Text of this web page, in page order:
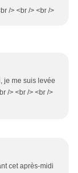
/> <br /> <br />
je me suis levée
/> <br /> <br />
cet après-midi